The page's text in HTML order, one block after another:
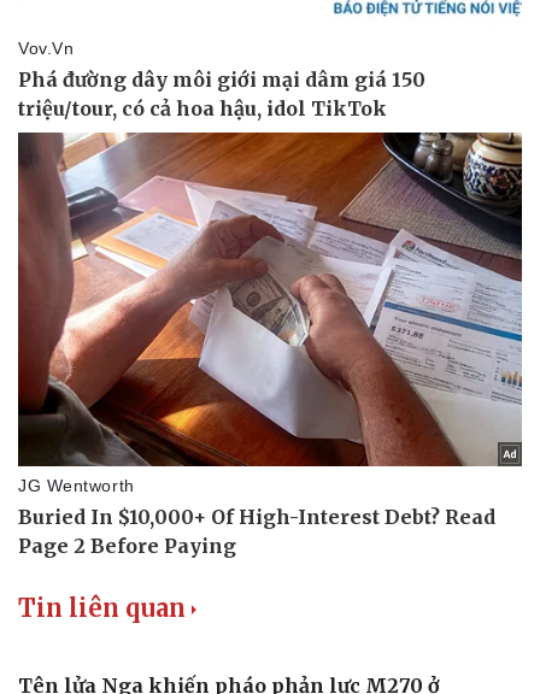
Tư vấn
Săn Tour
check-in
Podcast
Câu chuyện thời sự
Cửa sổ tình yêu
Tin liên quan